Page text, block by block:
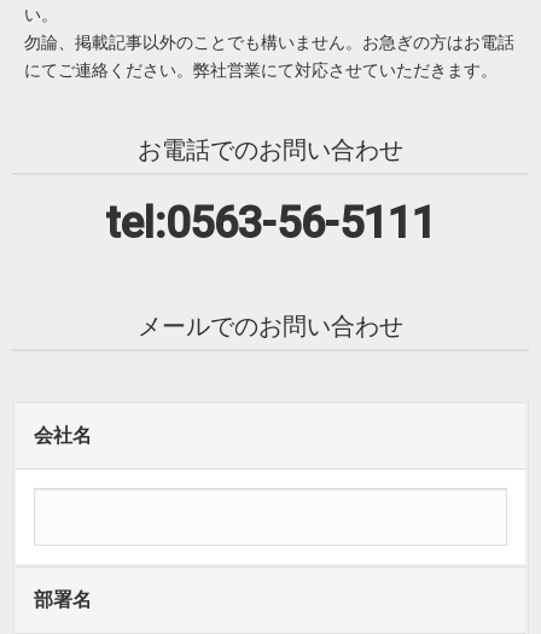
い。
勿論、掲載記事以外のことでも構いません。お急ぎの方はお電話
にてご連絡ください。弊社営業にて対応させていただきます。
お電話でのお問い合わせ
tel:0563-56-5111
メールでのお問い合わせ
会社名
部署名